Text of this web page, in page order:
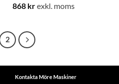
868 krexkl. moms
2
Kontakta Möre Maskiner